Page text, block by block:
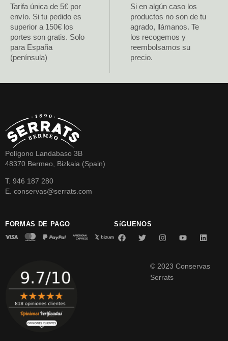
Tarifa única de 5€ por
envío. Si tu pedido es
superior a 150€ los
portes son gratis. Solo
para España
(península)
Si en algún caso los
productos no son de tu
agrado, llámanos. Te
los recogemos y
reembolsamos su
precio.
Polígono Landabaso 3B
48370 Bermeo, Bizkaia (Spain)
T. 946 187 280
E. conservas@serrats.com
FORMAS DE PAGO SíGUENOS
© 2023 Conservas
Serrats